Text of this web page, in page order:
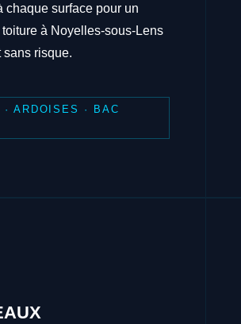
chaque surface pour un
à Noyelles-sous-Lens
sans risque.
ARDOISES · BAC